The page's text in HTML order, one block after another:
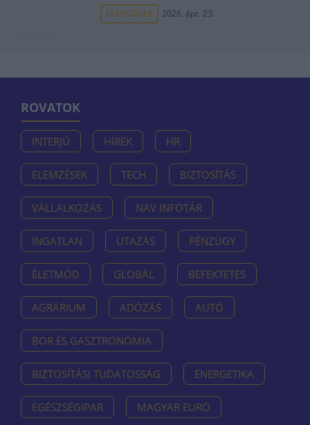
ELEMZÉSEK 2026. ápr. 23.
ROVATOK
INTERJÚ HÍREK HR
ELEMZÉSEK TECH BIZTOSÍTÁS
VÁLLALKOZÁS NAV INFOTÁR
INGATLAN UTAZÁS PÉNZÜGY
ÉLETMÓD GLOBÁL BEFEKTETÉS
AGRÁRIUM ADÓZÁS AUTÓ
BOR ÉS GASZTRONÓMIA
BIZTOSÍTÁSI TUDATOSSÁG ENERGETIKA
EGÉSZSÉGIPAR MAGYAR EURÓ